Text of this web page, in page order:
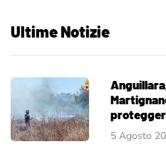
Ultime Notizie
5 Agosto